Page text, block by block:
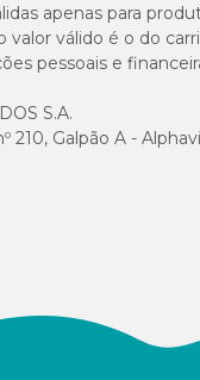
vitamina B2 9mg;
apenas para
válido é o do
pessoais e
S.A.
210, Galpão A -